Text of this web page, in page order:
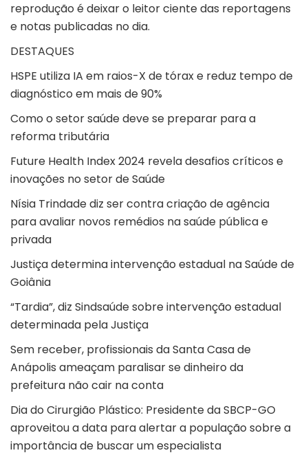
reprodução é deixar o leitor ciente das reportagens
e notas publicadas no dia.
DESTAQUES
HSPE utiliza IA em raios-X de tórax e reduz tempo de
diagnóstico em mais de 90%
Como o setor saúde deve se preparar para a
reforma tributária
Future Health Index 2024 revela desafios críticos e
inovações no setor de Saúde
Nísia Trindade diz ser contra criação de agência
para avaliar novos remédios na saúde pública e
privada
Justiça determina intervenção estadual na Saúde de
Goiânia
“Tardia”, diz Sindsaúde sobre intervenção estadual
determinada pela Justiça
Sem receber, profissionais da Santa Casa de
Anápolis ameaçam paralisar se dinheiro da
prefeitura não cair na conta
Dia do Cirurgião Plástico: Presidente da SBCP-GO
aproveitou a data para alertar a população sobre a
importância de buscar um especialista